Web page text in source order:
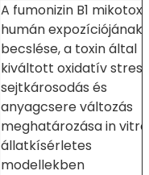
A fumonizin B1
humán expozíciójának
becslése, a toxin által
kiváltott oxidatív
sejtkárosodás és
anyagcsere változás
meghatározása in
állatkísérletes
modellekben